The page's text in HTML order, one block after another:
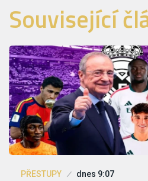
Související
PŘESTUPY dnes 9:07